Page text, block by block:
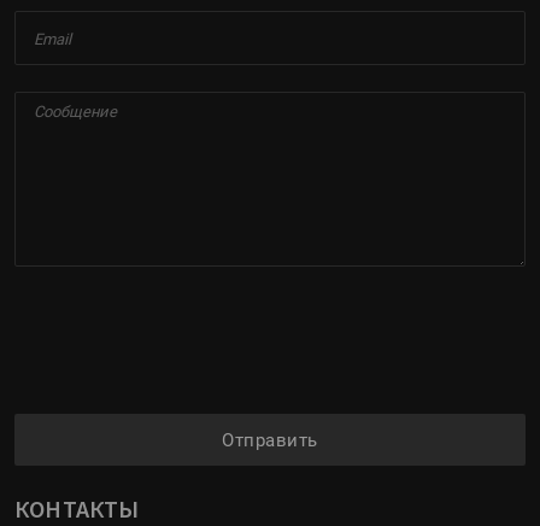
Отправить
КОНТАКТЫ